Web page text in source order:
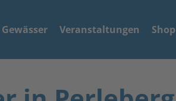
Gewässer Veranstaltungen Shop